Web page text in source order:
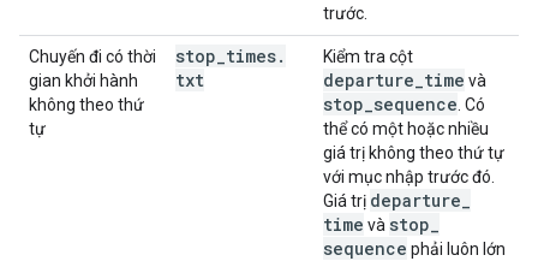
trước.
Chuyến đi có thời
gian khởi hành
không theo thứ
tự
stop times.
txt
Kiểm tra cột
departure time và
stop sequence . Có
thể có một hoặc nhiều
giá trị không theo thứ tự
với mục nhập trước đó.
Giá trị departure
time và stop
sequence phải luôn lớn